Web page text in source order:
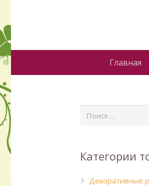
Главная
Категории
Декоративные